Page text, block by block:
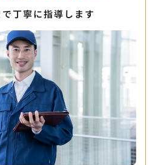
丁寧に指導します